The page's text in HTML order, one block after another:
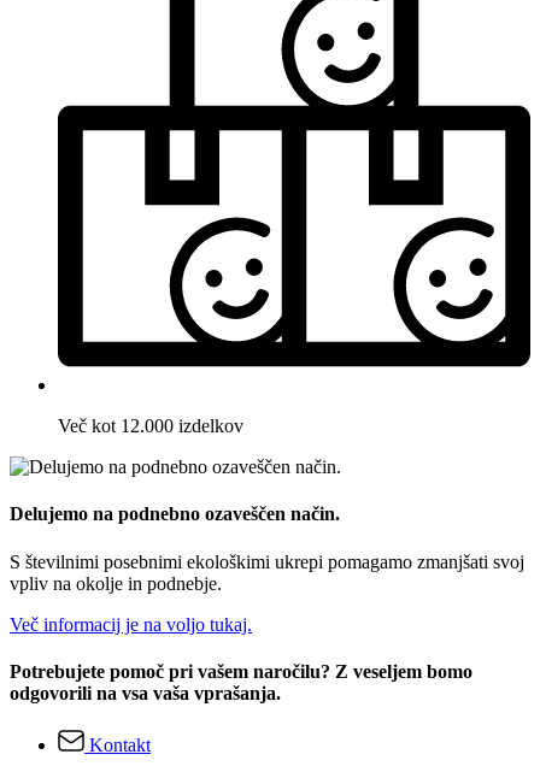
Več kot 12.000 izdelkov
Delujemo na podnebno ozaveščen način.
S številnimi posebnimi ekološkimi ukrepi pomagamo zmanjšati svoj
vpliv na okolje in podnebje.
Več informacij je na voljo tukaj.
Potrebujete pomoč pri vašem naročilu? Z veseljem bomo
odgovorili na vsa vaša vprašanja.
Kontakt